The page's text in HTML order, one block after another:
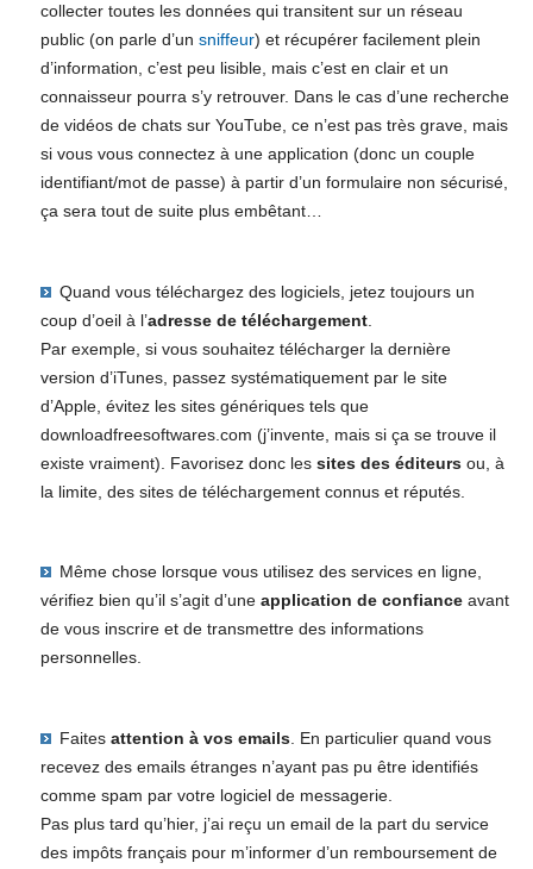
collecter toutes les données qui transitent sur un réseau
public (on parle d’un sniffeur) et récupérer facilement plein
d’information, c’est peu lisible, mais c’est en clair et un
connaisseur pourra s’y retrouver. Dans le cas d’une recherche
de vidéos de chats sur YouTube, ce n’est pas très grave, mais
si vous vous connectez à une application (donc un couple
identifiant/mot de passe) à partir d’un formulaire non sécurisé,
ça sera tout de suite plus embêtant…
Quand vous téléchargez des logiciels, jetez toujours un
coup d’oeil à l’adresse de téléchargement.
Par exemple, si vous souhaitez télécharger la dernière
version d’iTunes, passez systématiquement par le site
d’Apple, évitez les sites génériques tels que
downloadfreesoftwares.com (j’invente, mais si ça se trouve il
existe vraiment). Favorisez donc les sites des éditeursou, à
la limite, des sites de téléchargement connus et réputés.
Même chose lorsque vous utilisez des services en ligne,
vérifiez bien qu’il s’agit d’une application de confianceavant
de vous inscrire et de transmettre des informations
personnelles.
Faites attention à vos emails. En particulier quand vous
recevez des emails étranges n’ayant pas pu être identifiés
comme spam par votre logiciel de messagerie.
Pas plus tard qu’hier, j’ai reçu un email de la part du service
des impôts français pour m’informer d’un remboursement de